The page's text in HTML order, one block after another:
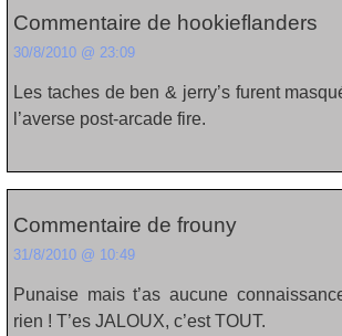
Commentaire de hookieflanders
30/8/2010 @ 23:09
Les taches de ben & jerry’s furent
l’averse post-arcade fire.
Commentaire de frouny
31/8/2010 @ 10:49
Punaise mais t’as aucune
rien ! T’es JALOUX, c’est TOUT.